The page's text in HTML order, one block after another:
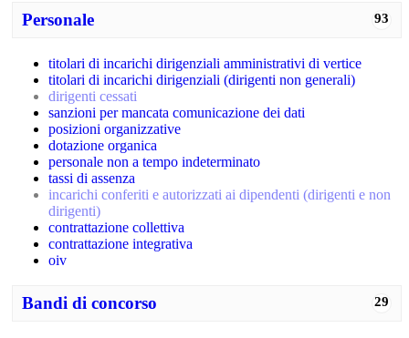
93
Personale
titolari di incarichi dirigenziali amministrativi di vertice
titolari di incarichi dirigenziali (dirigenti non generali)
dirigenti cessati
sanzioni per mancata comunicazione dei dati
posizioni organizzative
dotazione organica
personale non a tempo indeterminato
tassi di assenza
incarichi conferiti e autorizzati ai dipendenti (dirigenti e non
dirigenti)
contrattazione collettiva
contrattazione integrativa
oiv
29
Bandi di concorso